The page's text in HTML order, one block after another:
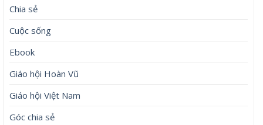
Chia sẻ
Cuộc sống
Ebook
Giáo hội Hoàn Vũ
Giáo hội Việt Nam
Góc chia sẻ